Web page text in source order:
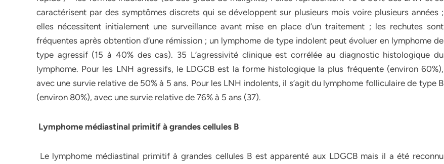
caractérisent par des symptômes discrets qui se développent sur plusieurs mois voire plusieurs années ;
elles nécessitent initialement une surveillance avant mise en place d’un traitement ; les rechutes sont
fréquentes après obtention d’une rémission ; un lymphome de type indolent peut évoluer en lymphome de
type agressif (15 à 40% des cas). 35 L’agressivité clinique est corrélée au diagnostic histologique du
lymphome. Pour les LNH agressifs, le LDGCB est la forme histologique la plus fréquente (environ 60%),
avec une survie relative de 50% à 5 ans. Pour les LNH indolents, il s’agit du lymphome folliculaire de type B
(environ 80%), avec une survie relative de 76% à 5 ans (37).
Lymphome médiastinal primitif à grandes cellules B
Le lymphome médiastinal primitif à grandes cellules B est apparenté aux LDGCB mais il a été reconnu